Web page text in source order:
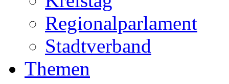
Regionalparlament
Stadtverband
Themen